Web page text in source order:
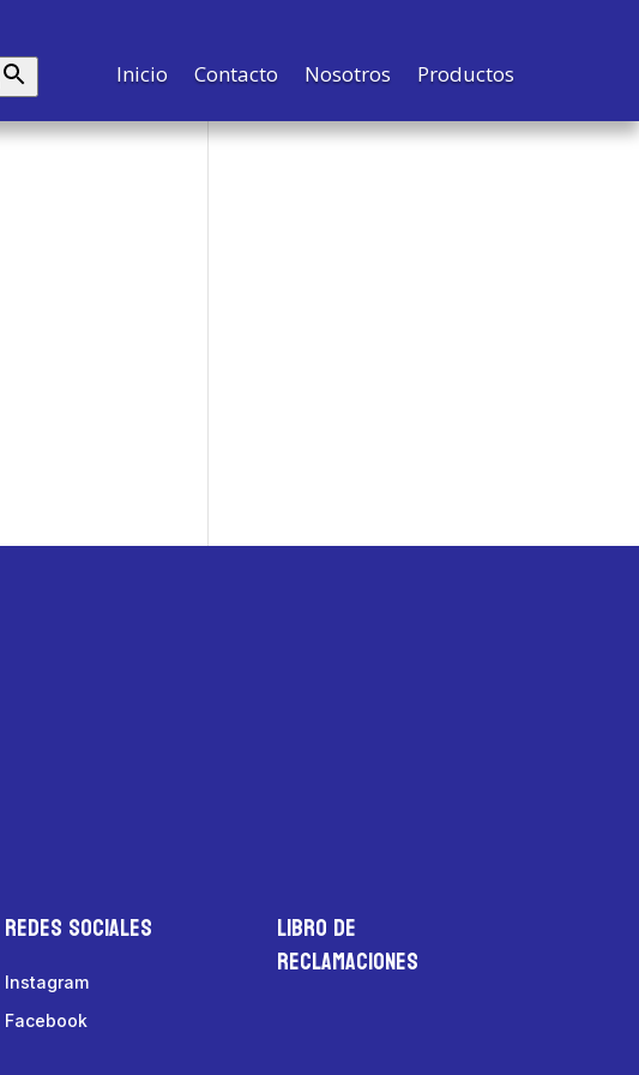
Inicio Contacto Nosotros Productos
Redes Sociales
Instagram
Facebook
LIBRO DE
RECLAMACIONES